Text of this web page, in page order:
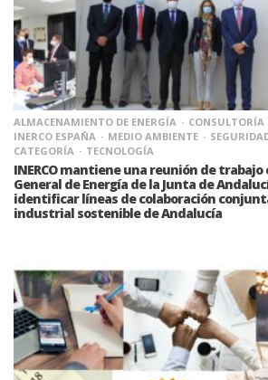
ALMACENAMIENTO DE ENERGÍA CONSULTORÍA
INERCO ESPAÑA
MEDIO AMBIENTE
CATEGORÍA
TECNOLOGÍA
INERCO mantiene una reunión de trabajo
General de Energía de la Junta de
identificar líneas de colaboración
industrial sostenible de Andalucía